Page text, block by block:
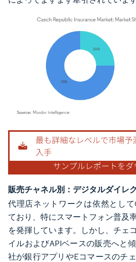
画像 © Mordor Intelligence。再利用にはCC
販売チャネル別：デジタルダイレ
代理店ネットワークは依然として
ており、特にスマートフォン普及
を発揮しています。しかし、チェ
イルおよびAPIベースの販売へと
社が銀行アプリやEコマースのチ